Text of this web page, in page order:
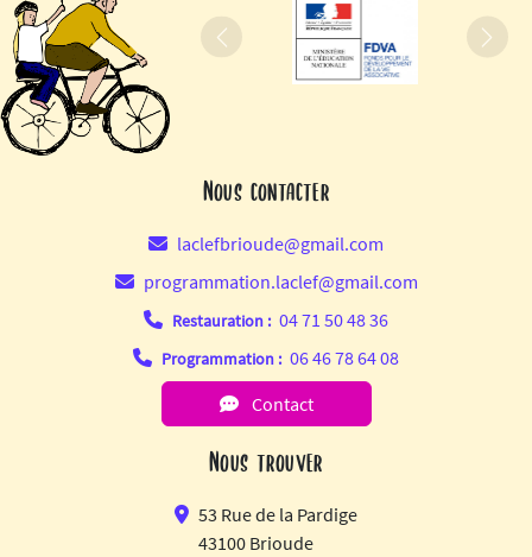
Précédent
Nous contacter
laclefbrioude@gmail.com
programmation.laclef@gmail.com
Restauration : 04 71 50 48 36
Programmation : 06 46 78 64 08
Contact
Nous trouver
53 Rue de la Pardige
43100 Brioude